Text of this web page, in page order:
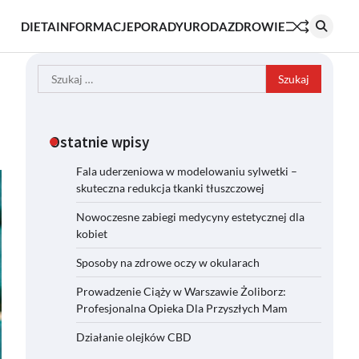
DIETAINFORMACJEPORADYURODAZDROWIE
Szukaj:
Ostatnie wpisy
Fala uderzeniowa w modelowaniu sylwetki –
skuteczna redukcja tkanki tłuszczowej
Nowoczesne zabiegi medycyny estetycznej dla
kobiet
Sposoby na zdrowe oczy w okularach
Prowadzenie Ciąży w Warszawie Żoliborz:
Profesjonalna Opieka Dla Przyszłych Mam
Działanie olejków CBD